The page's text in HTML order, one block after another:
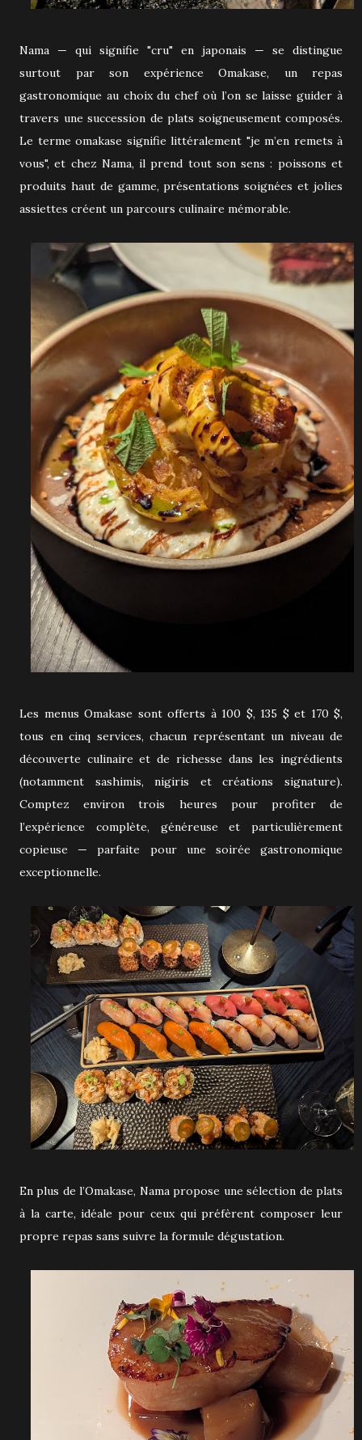
Nama — qui signifie "cru" en japonais — se distingue
surtout par son expérience Omakase, un repas
gastronomique au choix du chef où l’on se laisse guider à
travers une succession de plats soigneusement composés.
Le terme omakase signifie littéralement "je m’en remets à
vous", et chez Nama, il prend tout son sens : poissons et
produits haut de gamme, présentations soignées et jolies
assiettes créent un parcours culinaire mémorable.
Les menus Omakase sont offerts à 100 $, 135 $ et 170 $,
tous en cinq services, chacun représentant un niveau de
découverte culinaire et de richesse dans les ingrédients
(notamment sashimis, nigiris et créations signature).
Comptez environ trois heures pour profiter de
l’expérience complète, généreuse et particulièrement
copieuse — parfaite pour une soirée gastronomique
exceptionnelle.
En plus de l’Omakase, Nama propose une sélection de plats
à la carte, idéale pour ceux qui préfèrent composer leur
propre repas sans suivre la formule dégustation.